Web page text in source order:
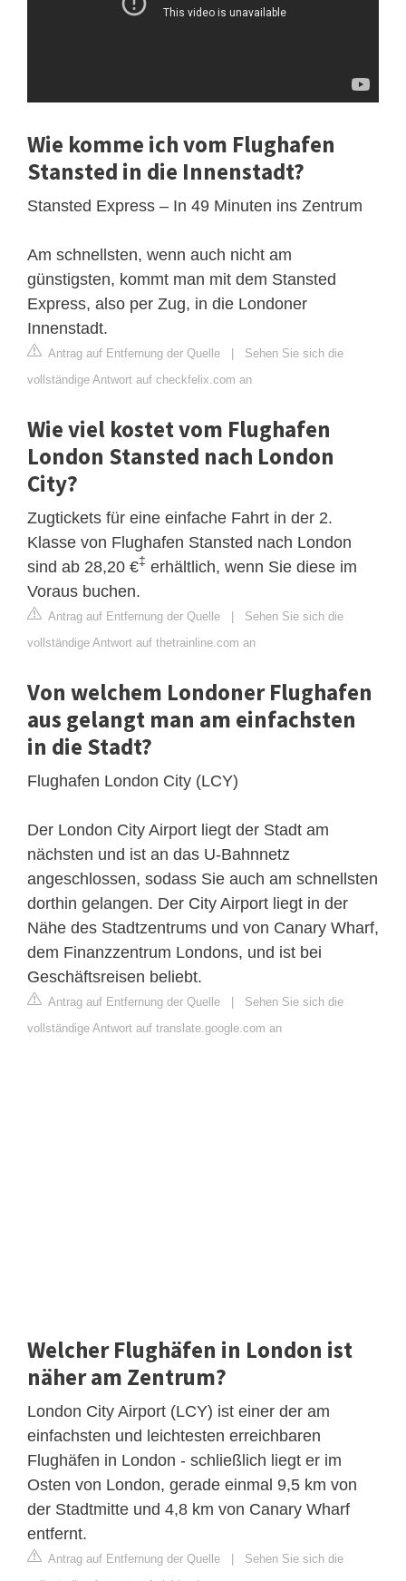
Wie komme ich vom Flughafen
Stansted in die Innenstadt?
Stansted Express – In 49 Minuten ins Zentrum
Am schnellsten, wenn auch nicht am
günstigsten, kommt man mit dem Stansted
Express, also per Zug, in die Londoner
Innenstadt.
Antrag auf Entfernung der Quelle | Sehen Sie sich die
vollständige Antwort auf checkfelix.com an
Wie viel kostet vom Flughafen
London Stansted nach London
City?
Zugtickets für eine einfache Fahrt in der 2.
Klasse von Flughafen Stansted nach London
sind ab 28,20 €‡ erhältlich, wenn Sie diese im
Voraus buchen.
Antrag auf Entfernung der Quelle | Sehen Sie sich die
vollständige Antwort auf thetrainline.com an
Von welchem ​​Londoner Flughafen
aus gelangt man am einfachsten
in die Stadt?
Flughafen London City (LCY)
Der London City Airport liegt der Stadt am
nächsten und ist an das U-Bahnnetz
angeschlossen, sodass Sie auch am schnellsten
dorthin gelangen. Der City Airport liegt in der
Nähe des Stadtzentrums und von Canary Wharf,
dem Finanzzentrum Londons, und ist bei
Geschäftsreisen beliebt.
Antrag auf Entfernung der Quelle | Sehen Sie sich die
vollständige Antwort auf translate.google.com an
Welcher Flughäfen in London ist
näher am Zentrum?
London City Airport (LCY) ist einer der am
einfachsten und leichtesten erreichbaren
Flughäfen in London - schließlich liegt er im
Osten von London, gerade einmal 9,5 km von
der Stadtmitte und 4,8 km von Canary Wharf
entfernt.
Antrag auf Entfernung der Quelle | Sehen Sie sich die